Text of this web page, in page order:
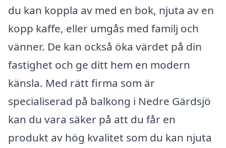
du kan koppla av med en bok, njuta av en
kopp kaffe, eller umgås med familj och
vänner. De kan också öka värdet på din
fastighet och ge ditt hem en modern
känsla. Med rätt firma som är
specialiserad på balkong i Nedre Gärdsjö
kan du vara säker på att du får en
produkt av hög kvalitet som du kan njuta